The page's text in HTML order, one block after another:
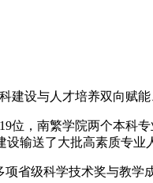
设与人才培养双向赋能
，南繁学院两个本科
输送了大批高素质专业
省级科学技术奖与教学